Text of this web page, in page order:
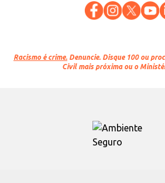
Racismo é crime. Denuncie. Disque 100 ou
Civil mais próxima ou o